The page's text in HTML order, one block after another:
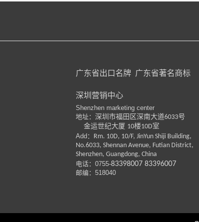
广东省出口名牌 广东省著名商标
深圳营销中心
Shenzhen marketing center
地址： 深圳市福田区深南大道6033号
金运世纪大厦 10楼10D室
Add： Rm. 10D, 10/F, JinYun Shiji Building,
No.6033, Shennan Avenue, Futian District,
Shenzhen, Guangdong, China
电话： 0755-83398007 83396007
邮编：518040